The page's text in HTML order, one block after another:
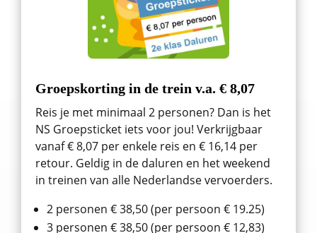
Groepskorting in de trein v.a. € 8,07
Reis je met minimaal 2 personen? Dan is het
NS Groepsticket iets voor jou! Verkrijgbaar
vanaf € 8,07 per enkele reis en € 16,14 per
retour. Geldig in de daluren en het weekend
in treinen van alle Nederlandse vervoerders.
2 personen € 38,50 (per persoon € 19.25)
3 personen € 38,50 (per persoon € 12,83)